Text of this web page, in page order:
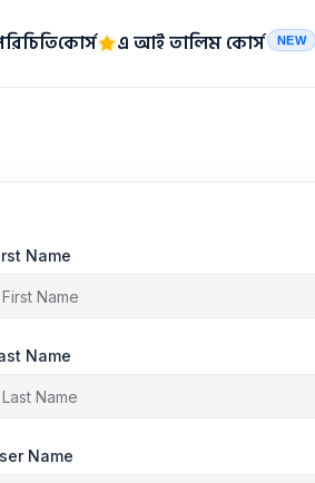
কোর্স এ আই তালিম কোর্স NEW
Name
Name
Name